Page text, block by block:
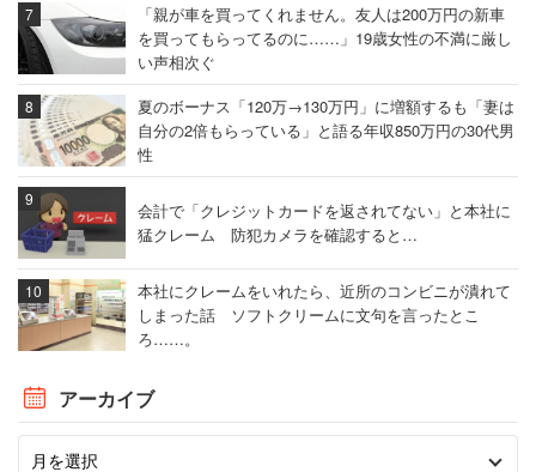
「親が車を買ってくれません。友人は200万円の新車
を買ってもらってるのに……」19歳女性の不満に厳し
い声相次ぐ
夏のボーナス「120万→130万円」に増額するも「妻は
自分の2倍もらっている」と語る年収850万円の30代男
性
会計で「クレジットカードを返されてない」と本社に
猛クレーム 防犯カメラを確認すると…
本社にクレームをいれたら、近所のコンビニが潰れて
しまった話 ソフトクリームに文句を言ったとこ
ろ……。
アーカイブ